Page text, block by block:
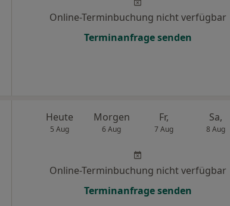
Online-Terminbuchung nicht verfügbar
Terminanfrage senden
Heute
5 Aug
Morgen
6 Aug
Fr,
7 Aug
Sa,
8 Aug
Online-Terminbuchung nicht verfügbar
Terminanfrage senden